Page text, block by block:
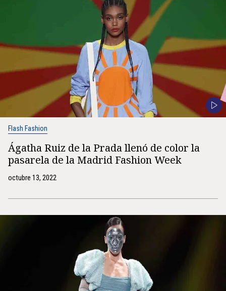
Flash Fashion
Ágatha Ruiz de la Prada llenó de color la
pasarela de la Madrid Fashion Week
octubre 13, 2022